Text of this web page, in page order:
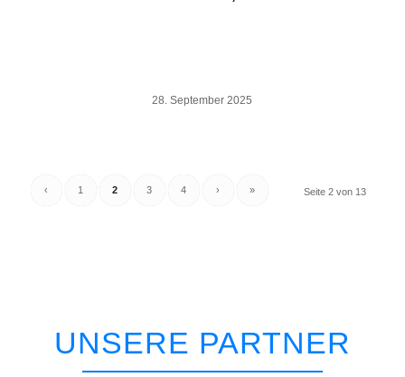
28. September 2025
Seite 2 von 13
‹ 1 2 3 4 › »
UNSERE PARTNER